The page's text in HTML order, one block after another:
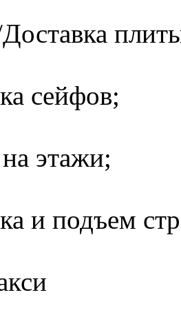
сейфов;
этажи;
и подъем